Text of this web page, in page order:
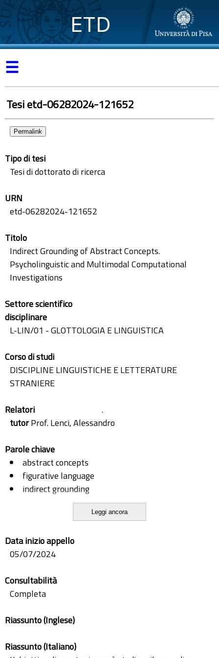
ETD
☰
Tesi etd-06282024-121652
Permalink
Tipo di tesi
Tesi di dottorato di ricerca
URN
etd-06282024-121652
Titolo
Indirect Grounding of Abstract Concepts.
Psycholinguistic and Multimodal Computational
Investigations
Settore scientifico
disciplinare
L-LIN/01 - GLOTTOLOGIA E LINGUISTICA
Corso di studi
DISCIPLINE LINGUISTICHE E LETTERATURE
STRANIERE
Relatori
.
tutorProf. Lenci, Alessandro
Parole chiave
abstract concepts
figurative language
indirect grounding
Leggi ancora
Data inizio appello
05/07/2024
Consultabilità
Completa
Riassunto (Inglese)
Riassunto (Italiano)